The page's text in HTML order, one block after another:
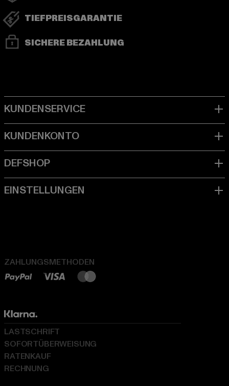
TIEFPREISGARANTIE
SICHERE BEZAHLUNG
ZAHLUNGSMETHODEN
LASTSCHRIFT
SOFORTÜBERWEISUNG
RATENKAUF
RECHNUNG